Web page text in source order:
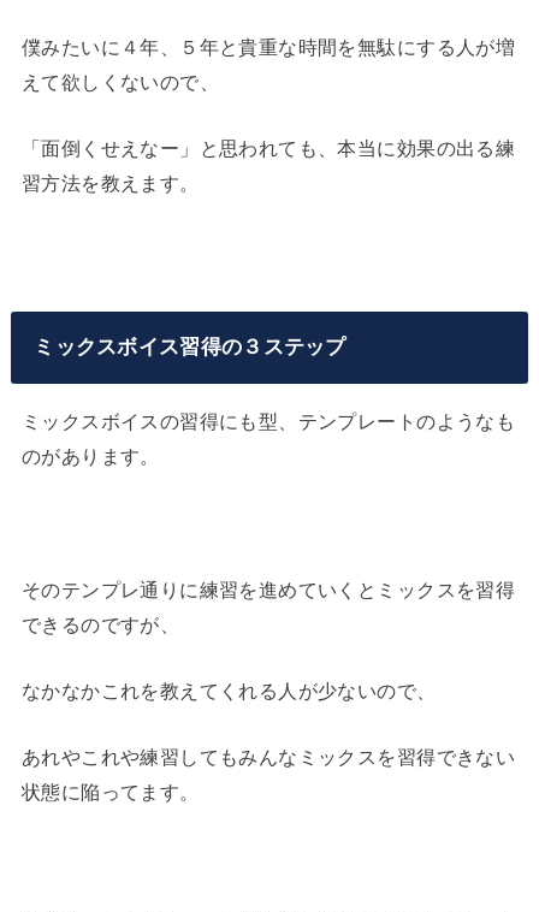
僕みたいに４年、５年と貴重な時間を無駄にする人が増
えて欲しくないので、
「面倒くせえなー」と思われても、本当に効果の出る練
習方法を教えます。
ミックスボイス習得の３ステップ
ミックスボイスの習得にも型、テンプレートのようなも
のがあります。
そのテンプレ通りに練習を進めていくとミックスを習得
できるのですが、
なかなかこれを教えてくれる人が少ないので、
あれやこれや練習してもみんなミックスを習得できない
状態に陥ってます。